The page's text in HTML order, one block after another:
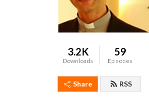
3.2K
Downloads
59
Episodes
Share RSS